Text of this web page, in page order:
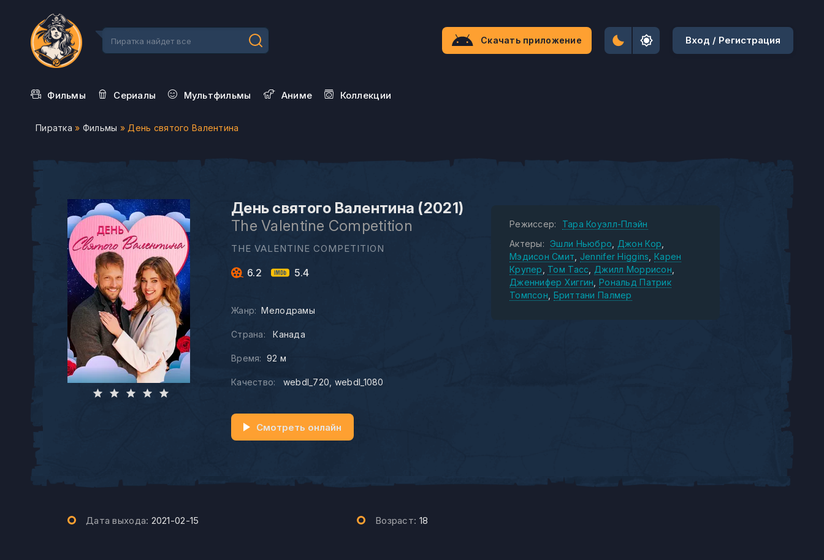
Скачать приложение Вход / Регистрация
Фильмы Сериалы Мультфильмы Aниме Коллекции
Пиратка » Фильмы » День святого Валентина
День святого Валентина (2021)
The Valentine Competition
THE VALENTINE COMPETITION
6.2 5.4
Жанр: Мелодрамы
Страна: Канада
Время: 92 м
Качество: webdl_720 webdl_1080
Смотреть онлайн
Режиссер:
Тара Коуэлл-Плэйн
Актеры:
Эшли Ньюбро
Джон Кор
Мэдисон Смит
Jennifer Higgins Карен
Крупер
Том Тасс
Джилл Моррисон
Дженнифер Хиггин Рональд Патрик
Томпсон Бриттани Палмер
Дата выхода: 2021-02-15 Возраст: 18